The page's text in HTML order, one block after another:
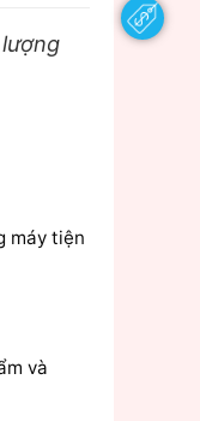
máy tiện
và